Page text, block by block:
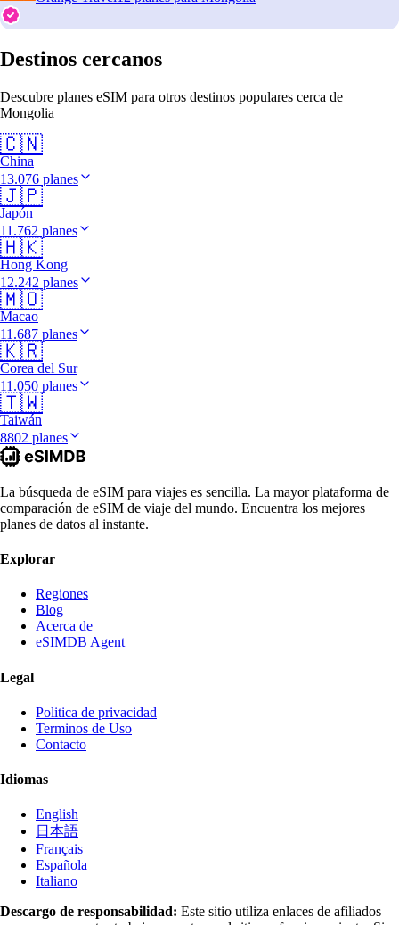
Destinos cercanos
Descubre planes eSIM para otros destinos populares cerca de
Mongolia
🇨🇳
China
13.076 planes
🇯🇵
Japón
11.762 planes
🇭🇰
Hong Kong
12.242 planes
🇲🇴
Macao
11.687 planes
🇰🇷
Corea del Sur
11.050 planes
🇹🇼
Taiwán
8802 planes
La búsqueda de eSIM para viajes es sencilla. La mayor plataforma de
comparación de eSIM de viaje del mundo. Encuentra los mejores
planes de datos al instante.
Explorar
Regiones
Blog
Acerca de
eSIMDB Agent
Legal
Politica de privacidad
Terminos de Uso
Contacto
Idiomas
English
日本語
Français
Española
Italiano
Descargo de responsabilidad: Este sitio utiliza enlaces de afiliados